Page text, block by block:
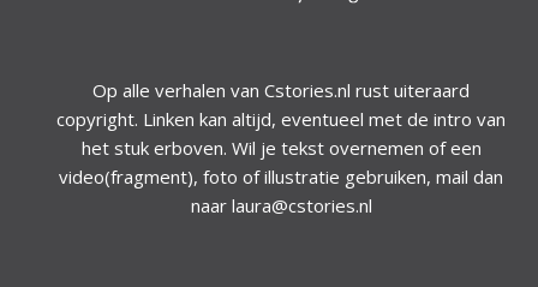
Op alle verhalen van Cstories.nl rust uiteraard
copyright. Linken kan altijd, eventueel met de intro van
het stuk erboven. Wil je tekst overnemen of een
video(fragment), foto of illustratie gebruiken, mail dan
naar laura@cstories.nl